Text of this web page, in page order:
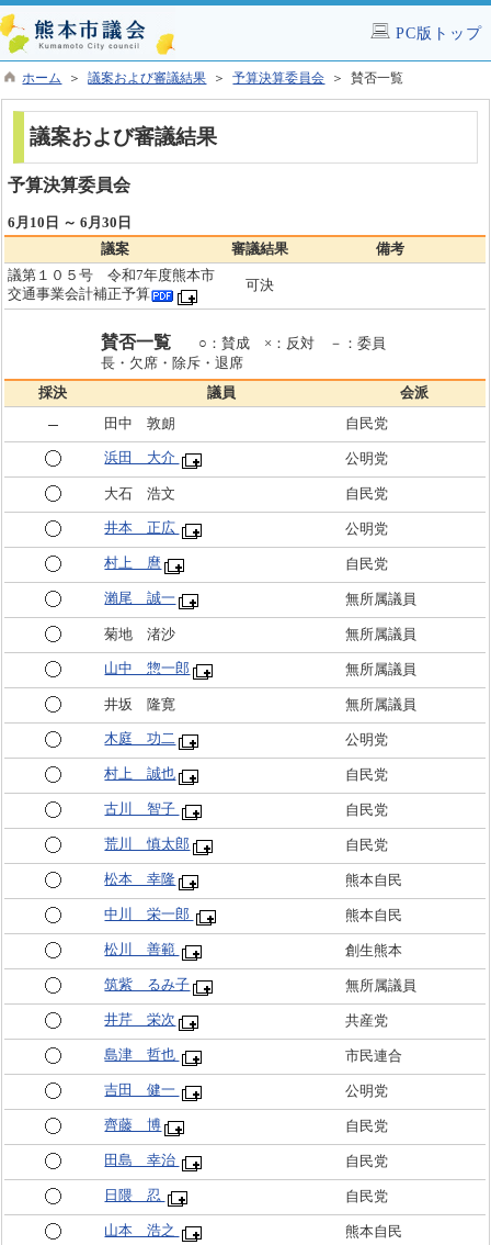
PC版トップ
ホーム ＞議案および審議結果 ＞予算決算委員会 ＞ 賛否一覧
議案および審議結果
予算決算委員会
6月10日 ～ 6月30日
議案
審議結果
備考
議第１０５号 令和7年度熊本市
交通事業会計補正予算
可決
賛否一覧
○：賛成 ×：反対 －：委員
長・欠席・除斥・退席
採決 議員
会派
田中 敦朗
自民党
浜田 大介 公明党
大石 浩文 自民党
井本 正広 公明党
村上 麿 自民党
瀨尾 誠一 無所属議員
菊地 渚沙 無所属議員
山中 惣一郎 無所属議員
井坂 隆寛 無所属議員
木庭 功二 公明党
村上 誠也 自民党
古川 智子 自民党
荒川 慎太郎 自民党
松本 幸隆 熊本自民
中川 栄一郎 熊本自民
松川 善範 創生熊本
筑紫 るみ子 無所属議員
井芹 栄次 共産党
島津 哲也 市民連合
吉田 健一 公明党
齊藤 博 自民党
田島 幸治 自民党
日隈 忍 自民党
山本 浩之 熊本自民